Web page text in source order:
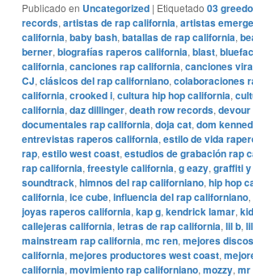
Publicado en Uncategorized | Etiquetado 03 greedo
records, artistas de rap california, artistas
california, baby bash, batallas de rap california,
berner, biografías raperos california, blast,
california, canciones rap california, canciones
CJ, clásicos del rap californiano, colaboraciones
california, crooked i, cultura hip hop california,
california, daz dillinger, death row records, devour
documentales rap california, doja cat, dom
entrevistas raperos california, estilo de vida
rap, estilo west coast, estudios de grabación rap
rap california, freestyle california, g eazy, graffiti
soundtrack, himnos del rap californiano, hip hop
california, ice cube, influencia del rap californiano,
joyas raperos california, kap g, kendrick lamar,
callejeras california, letras de rap california, lil b,
mainstream rap california, mc ren, mejores
california, mejores productores west coast,
california, movimiento rap californiano, mozzy, mr